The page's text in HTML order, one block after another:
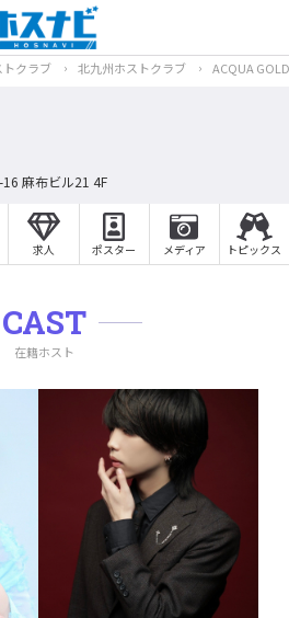
クラブ 北九州ホストクラブ ACQUA GOLD
麻布ビル21 4F
求人 ポスター メディア トピックス
CAST
在籍ホスト